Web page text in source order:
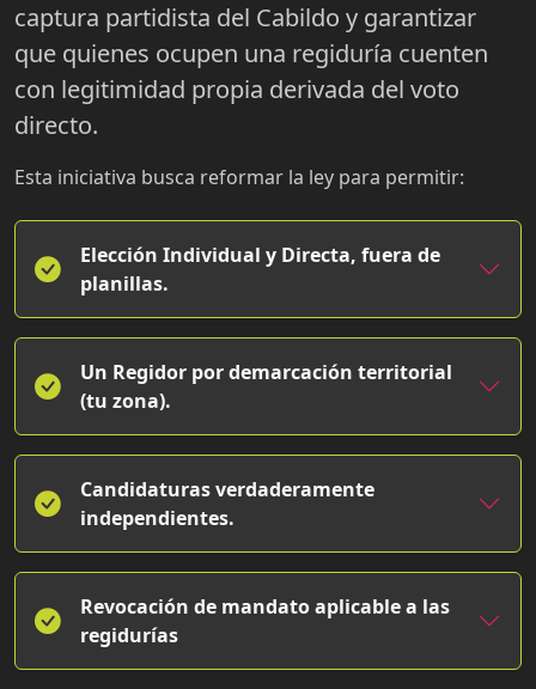
captura partidista del Cabildo y garantizar
que quienes ocupen una regiduría cuenten
con legitimidad propia derivada del voto
directo.
Esta iniciativa busca reformar la ley para permitir:
Elección Individual y Directa, fuera de
planillas.
Un Regidor por demarcación territorial
(tu zona).
Candidaturas verdaderamente
independientes.
Revocación de mandato aplicable a las
regidurías